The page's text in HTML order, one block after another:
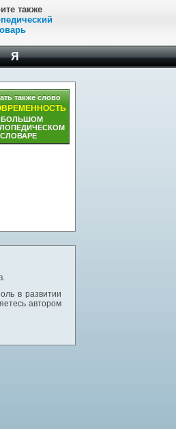
также
Я
также слово
БОЛЬШОМ
СЛОВАРЕ
в развитии
автором